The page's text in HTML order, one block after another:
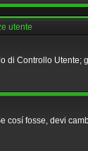
utente
Controllo
fosse, devi